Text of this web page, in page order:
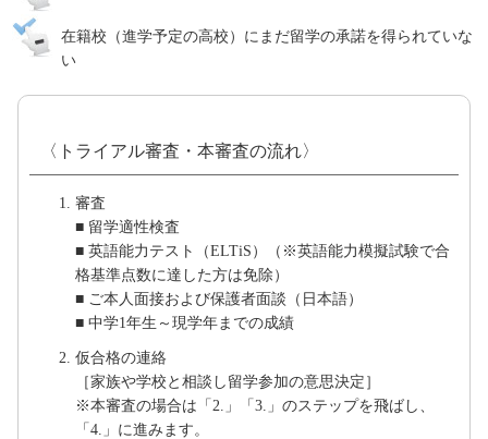
在籍校（進学予定の高校）にまだ留学の承諾を得られていな
い
〈トライアル審査・本審査の流れ〉
審査
■ 留学適性検査
■ 英語能力テスト（ELTiS）（※英語能力模擬試験で合
格基準点数に達した方は免除）
■ ご本人面接および保護者面談（日本語）
■ 中学1年生～現学年までの成績
仮合格の連絡
［家族や学校と相談し留学参加の意思決定］
※本審査の場合は「2.」「3.」のステップを飛ばし、
「4.」に進みます。